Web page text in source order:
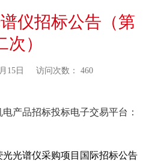
仪招标公告（第
次）
15日 访问次数： 460
产品招标投标电子交易平台 ：
光谱仪采购项目国际招标公告